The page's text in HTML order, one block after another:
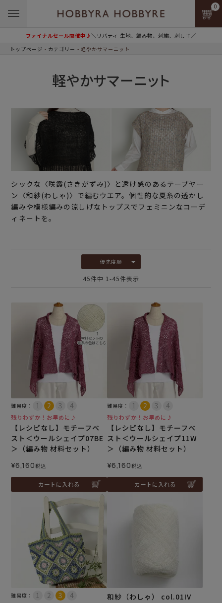
ファイナルセール開催中♪＼リバティ 生地、編み物、刺繍、刺し子／
0
トップページ カテゴリー 軽やかサマーニット
軽やかサマーニット
シックな〈咲霞(さきがずみ)〉と透け感のあるテープヤー
ン〈和紗(わしゃ)〉で編むウエア。個性的な夏糸の透かし
編みや模様編みの涼しげなトップスでフェミニンなコーデ
ィネートを。
優先度順
45件中 1 -45件表示
難易度：
残りわずか！お早めに♪
【レシピなし】モチーフベ
スト＜ウールシェイプ07BE
＞（編み物 材料セット）
¥6,160税込
カートに入れる
難易度：
残りわずか！お早めに♪
【レシピなし】モチーフベ
スト＜ウールシェイプ11W
＞（編み物 材料セット）
¥6,160税込
カートに入れる
難易度： 和紗（わしゃ） col.01IV